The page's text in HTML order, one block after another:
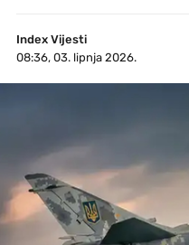
Index Vijesti
08:36, 03. lipnja 2026.